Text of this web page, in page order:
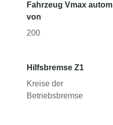
Fahrzeug Vmax autom
von
200
Hilfsbremse Z1
Kreise der
Betriebsbremse